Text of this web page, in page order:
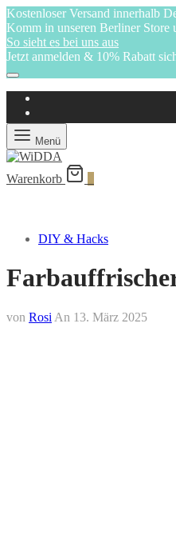
Kostenloser Versand innerhalb
Komm in unseren Berliner Store
So sieht es bei uns aus
Jetzt anmelden & 10% Rabatt
Menü
Warenkorb
DIY & Hacks
von Rosi An 13. März 2025